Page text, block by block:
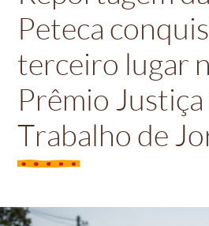
Peteca
terceiro lugar
Prêmio Justiça
Trabalho de